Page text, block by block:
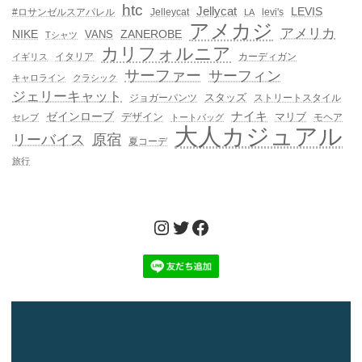
#ロサンゼルスアパレル
htc Jelleycat Jellycat LA levi's
LEVIS
NIKE
Tシャツ VANS ZANEROBE アメカジ アメリカ
イギリス イタリア カリフォルニア カーディガン
キャロライン クラシック サーファー サーフィン
ジェリーキャット
ジョガーパンツ スタッズ ストリートスタイル
セレブ ゼインローブ デザイン トートバッグ ナイキ マリブ モヘア
リーバイス 原宿 夏コーデ 大人カジュアル
旅行
Instagram
Twitter
Facebook